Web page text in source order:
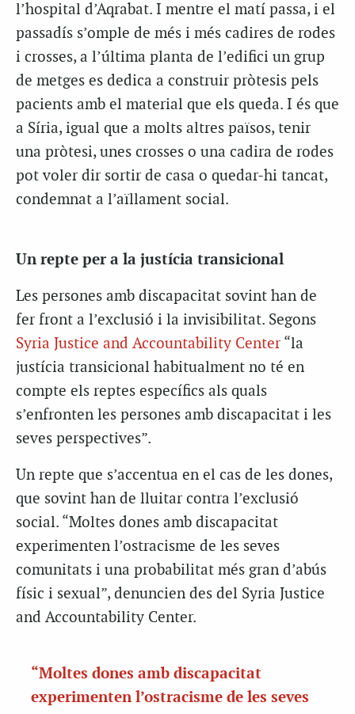
l’hospital d’Aqrabat. I mentre el matí passa, i el
passadís s’omple de més i més cadires de rodes
i crosses, a l’última planta de l’edifici un grup
de metges es dedica a construir pròtesis pels
pacients amb el material que els queda. I és que
a Síria, igual que a molts altres països, tenir
una pròtesi, unes crosses o una cadira de rodes
pot voler dir sortir de casa o quedar-hi tancat,
condemnat a l’aïllament social.
Un repte per a la justícia transicional
Les persones amb discapacitat sovint han de
fer front a l’exclusió i la invisibilitat. Segons
Syria Justice and Accountability Center “la
justícia transicional habitualment no té en
compte els reptes específics als quals
s’enfronten les persones amb discapacitat i les
seves perspectives”.
Un repte que s’accentua en el cas de les dones,
que sovint han de lluitar contra l’exclusió
social. “Moltes dones amb discapacitat
experimenten l’ostracisme de les seves
comunitats i una probabilitat més gran d’abús
físic i sexual”, denuncien des del Syria Justice
and Accountability Center.
“Moltes dones amb discapacitat
experimenten l’ostracisme de les seves